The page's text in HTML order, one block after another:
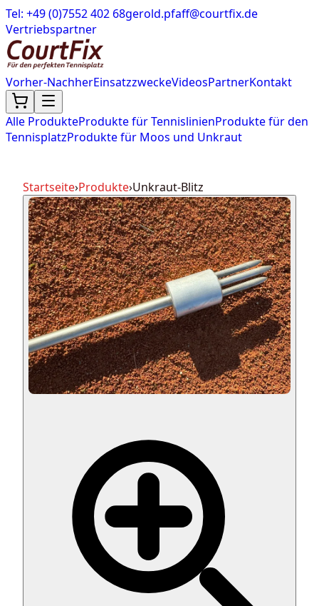
Tel: +49 (0)7552 402 68gerold.pfaff@courtfix.de
Vertriebspartner
Vorher-NachherEinsatzzweckeVideosPartnerKontakt
Alle ProdukteProdukte für TennislinienProdukte für den
TennisplatzProdukte für Moos und Unkraut
Startseite›Produkte›Unkraut-Blitz